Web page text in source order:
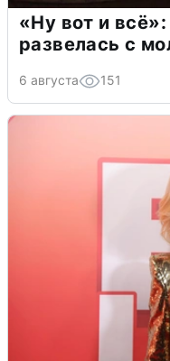
«Ну вот и
развелась с
6 августа 151